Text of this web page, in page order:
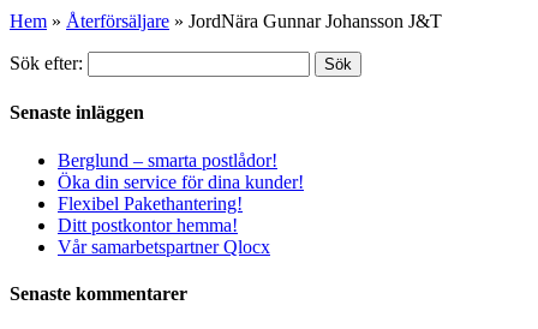
Hem » Återförsäljare » JordNära Gunnar Johansson J&T
Sök efter: Sök
Senaste inläggen
Berglund – smarta postlådor!
Öka din service för dina kunder!
Flexibel Pakethantering!
Ditt postkontor hemma!
Vår samarbetspartner Qlocx
Senaste kommentarer